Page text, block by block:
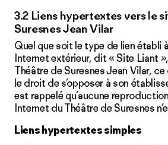
3.2 Liens hypertextes vers le
Suresnes Jean Vilar
Quel que soit le type de lien établi
Internet extérieur, dit « Site Liant
Théâtre de Suresnes Jean Vilar,
le droit de s’opposer à son
est rappelé qu’aucune
Internet du Théâtre de Suresnes
Liens hypertextes simples